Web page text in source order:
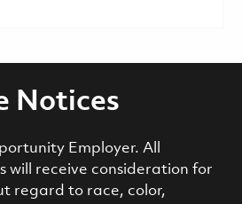
Notices
Employer. All
will receive consideration for
regard to race, color,